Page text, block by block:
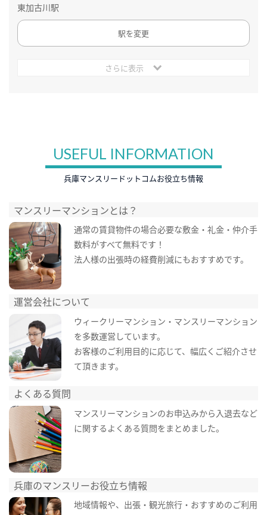
東加古川駅
駅を変更
さらに表示
USEFUL INFORMATION
兵庫マンスリードットコムお役立ち情報
マンスリーマンションとは？
通常の賃貸物件の場合必要な敷金・礼金・仲介手
数料がすべて無料です！
法人様の出張時の経費削減にもおすすめです。
運営会社について
ウィークリーマンション・マンスリーマンション
を多数運営しています。
お客様のご利用目的に応じて、幅広くご紹介させ
て頂きます。
よくある質問
マンスリーマンションのお申込みから入退去など
に関するよくある質問をまとめました。
兵庫のマンスリーお役立ち情報
地域情報や、出張・観光旅行・おすすめのご利用